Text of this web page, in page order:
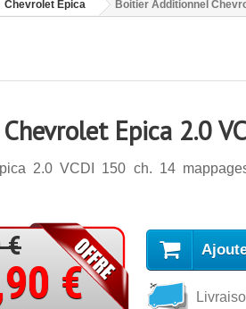
Chevrolet Epica Boitier Additionnel
Epica 2.0
2.0 VCDI 150 ch. 14
€
€